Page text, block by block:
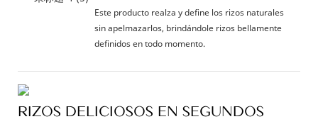
Este producto realza y define los rizos naturales
sin apelmazarlos, brindándole rizos bellamente
definidos en todo momento.
RIZOS DELICIOSOS EN SEGUNDOS